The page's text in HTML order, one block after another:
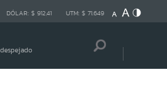
DÓLAR: $ 912,41 UTM: $ 71.649